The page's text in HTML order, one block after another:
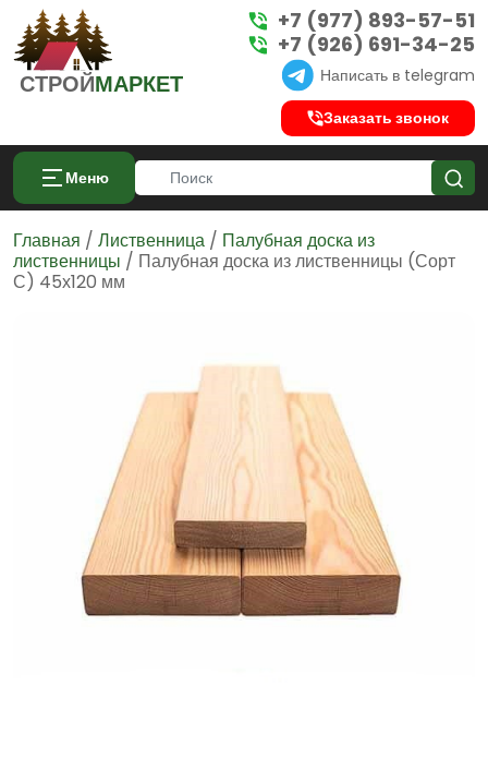
СТРОЙМАРКЕТ
+7 (977) 893-57-51
+7 (926) 691-34-25
Написать в telegram
Заказать звонок
Меню
Главная / Лиственница / Палубная доска из
лиственницы / Палубная доска из лиственницы (Сорт
С) 45х120 мм